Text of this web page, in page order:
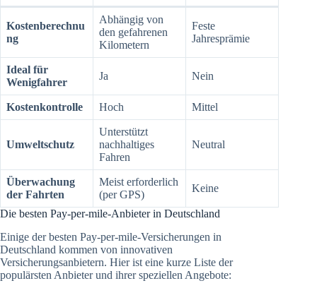
Kostenberechnu
ng
Abhängig von
den gefahrenen
Kilometern
Feste
Jahresprämie
Ideal für
Wenigfahrer
Ja Nein
Kostenkontrolle Hoch Mittel
Umweltschutz
Unterstützt
nachhaltiges
Fahren
Neutral
Überwachung
der Fahrten
Meist erforderlich
(per GPS)
Keine
Die besten Pay-per-mile-Anbieter in Deutschland
Einige der besten Pay-per-mile-Versicherungen in
Deutschland kommen von innovativen
Versicherungsanbietern. Hier ist eine kurze Liste der
populärsten Anbieter und ihrer speziellen Angebote: